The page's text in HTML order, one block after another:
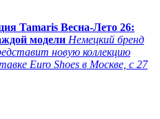
Tamaris Весна-Лето 26:
модели Немецкий бренд
новую коллекцию
Euro Shoes в Москве, с 27